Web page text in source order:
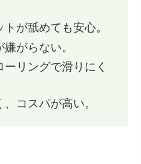
が舐めても安心。
がらない。
リングで滑りにく
コスパが高い。